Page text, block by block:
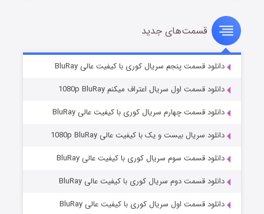
سریال زشت
قسمت۲ (زیرنویس) منتشر شد
مردگان متحرک: شهر مرده ۳
قسمت۲ (زیرنویس) منتشر شد
قسمت‌های جدید
دانلود قسمت پنجم سریال کوری با کیفیت عالی BluRay
دانلود قسمت اول سریال اعتراف میکنم 1080p BluRay
دانلود قسمت چهارم سریال کوری با کیفیت عالی BluRay
دانلود سریال بیست و یک با کیفیت عالی 1080p BluRay
دانلود قسمت سوم سریال کوری با کیفیت عالی BluRay
دانلود قسمت دوم سریال کوری با کیفیت عالی BluRay
دانلود قسمت اول سریال کوری با کیفیت عالی BluRay